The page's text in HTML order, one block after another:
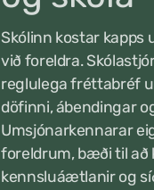
Skólinn kostar kapps
við foreldra.
reglulega fréttabréf
döfinni, ábendingar
Umsjónarkennarar
foreldrum, bæði til að
kennsluáætlanir og